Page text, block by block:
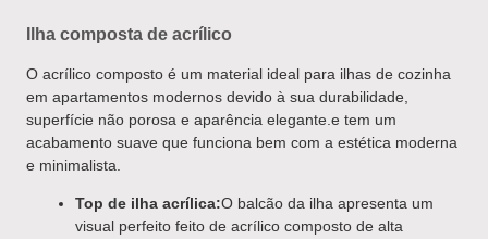
Ilha composta de acrílico
O acrílico composto é um material ideal para ilhas de cozinha
em apartamentos modernos devido à sua durabilidade,
superfície não porosa e aparência elegante.e tem um
acabamento suave que funciona bem com a estética moderna
e minimalista.
Top de ilha acrílica:O balcão da ilha apresenta um
visual perfeito feito de acrílico composto de alta